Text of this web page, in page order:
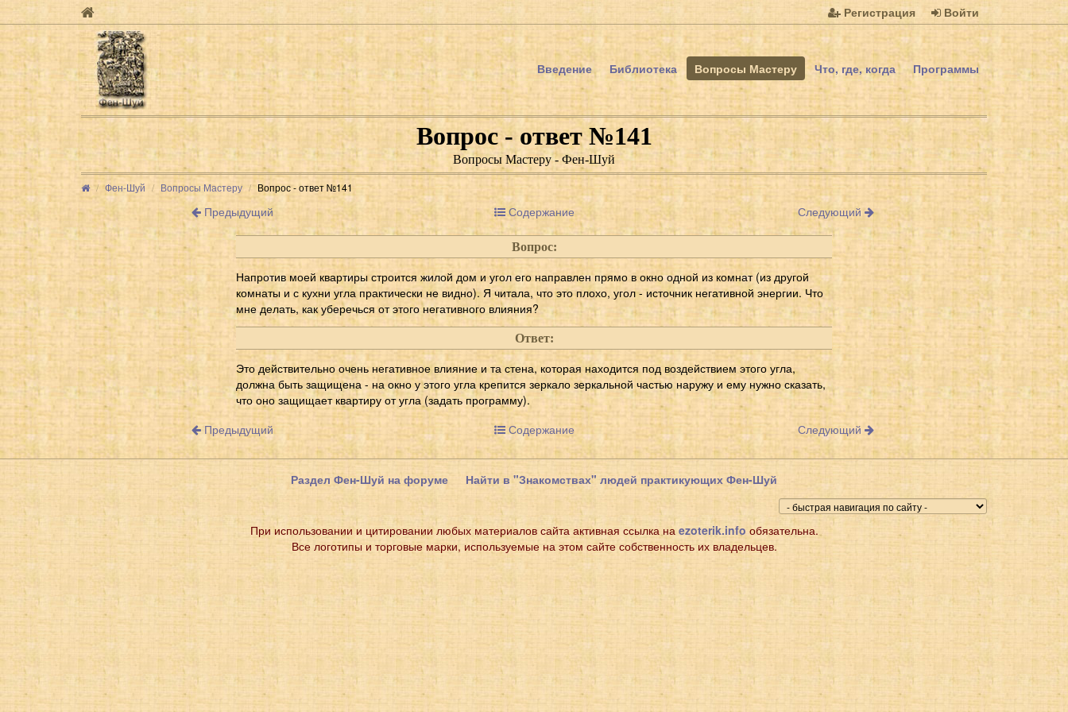
Регистрация Войти
Введение Библиотека Вопросы Мастеру Что, где, когда Программы
Вопрос - ответ №141
Вопросы Мастеру - Фен-Шуй
Фен-Шуй Вопросы Мастеру Вопрос - ответ №141
Предыдущий Содержание Следующий
Вопрос:
Напротив моей квартиры строится жилой дом и угол его направлен прямо в окно одной из комнат (из другой
комнаты и с кухни угла практически не видно). Я читала, что это плохо, угол - источник негативной энергии. Что
мне делать, как уберечься от этого негативного влияния?
Ответ:
Это действительно очень негативное влияние и та стена, которая находится под воздействием этого угла,
должна быть защищена - на окно у этого угла крепится зеркало зеркальной частью наружу и ему нужно сказать,
что оно защищает квартиру от угла (задать программу).
Предыдущий
Содержание Следующий
Раздел Фен-Шуй на форуме Найти в "Знакомствах" людей практикующих Фен-Шуй
При использовании и цитировании любых материалов сайта активная ссылка на ezoterik.info обязательна.
Все логотипы и торговые марки, используемые на этом сайте собственность их владельцев.